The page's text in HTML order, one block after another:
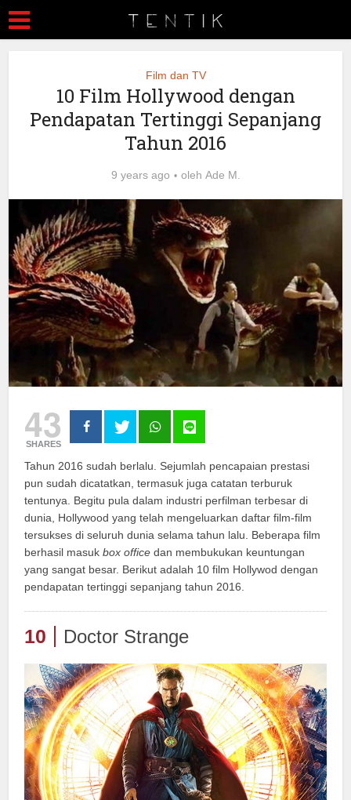
Film dan TV
10 Film Hollywood dengan
Pendapatan Tertinggi Sepanjang
Tahun 2016
9 years ago oleh Ade M.
43
SHARES
Tahun 2016 sudah berlalu. Sejumlah pencapaian prestasi
pun sudah dicatatkan, termasuk juga catatan terburuk
tentunya. Begitu pula dalam industri perfilman terbesar di
dunia, Hollywood yang telah mengeluarkan daftar film-film
tersukses di seluruh dunia selama tahun lalu. Beberapa film
berhasil masukbox office dan membukukan keuntungan
yang sangat besar. Berikut adalah 10 film Hollywod dengan
pendapatan tertinggi sepanjang tahun 2016.
10 Doctor Strange